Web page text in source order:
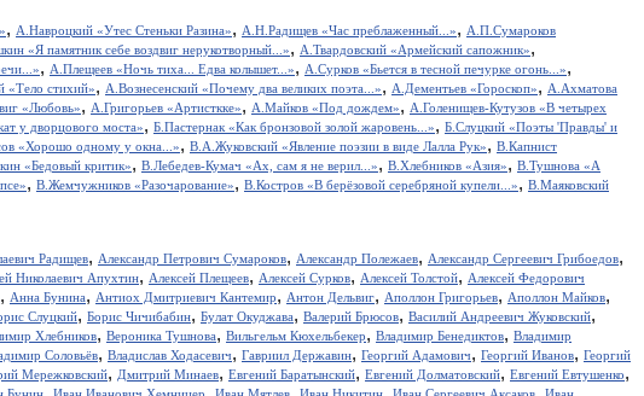
, А.Навроцкий «Утес Cтеньки Разина», А.Н.Радищев «Час преблаженный...», А.П.Сумароков
«Я памятник себе воздвиг нерукотворный...», А.Твардовский «Армейский сапожник»,
, А.Плещеев «Ночь тиха... Едва колышет...», А.Сурков «Бьется в тесной печурке огонь...»,
«Тело стихий», А.Вознесенский «Почему два великих поэта...», А.Дементьев «Гороскоп», А.Ахматова
«Любовь», А.Григорьев «Артисткке», А.Майков «Под дождем», А.Голенищев-Кутузов «В четырех
у дворцового моста», Б.Пастернак «Как бронзовой золой жаровень...», Б.Слуцкий «Поэты 'Правды' и
«Хорошо одному у окна...», В.А.Жуковский «Явление поэзии в виде Лалла Рук», В.Капнист
«Бедовый критик», В.Лебедев-Кумач «Ах, сам я не верил...», В.Хлебников «Азия», В.Тушнова «А
, В.Жемчужников «Разочарование», В.Костров «В берёзовой серебряной купели...», В.Маяковский
Радищев, Александр Петрович Сумароков, Александр Полежаев, Александр Сергеевич Грибоедов,
Николаевич Апухтин, Алексей Плещеев, Алексей Сурков, Алексей Толстой, Алексей Федорович
, Анна Бунина, Антиох Дмитриевич Кантемир, Антон Дельвиг, Аполлон Григорьев, Аполлон Майков,
Слуцкий, Борис Чичибабин, Булат Окуджава, Валерий Брюсов, Василий Андреевич Жуковский,
Хлебников, Вероника Тушнова, Вильгельм Кюхельбекер, Владимир Бенедиктов, Владимир
Соловьёв, Владислав Ходасевич, Гавриил Державин, Георгий Адамович, Георгий Иванов, Георгий
Мережковский, Дмитрий Минаев, Евгений Баратынский, Евгений Долматовский, Евгений Евтушенко,